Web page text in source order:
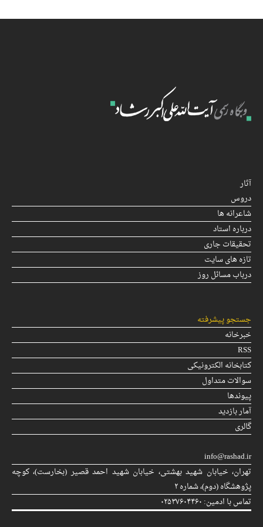
آثار
دروس
شاعرانه ها
درباره استاد
تحقیقات جاری
تازه های سایت
درباب مسائل روز
جستجو پیشرفته
خبرخانه
RSS
کتابخانه الکترونیکی
سوالات متداول
پیوندها
آمار بازدید
گالری
info@rashad.ir
تهران، خیابان شهید بهشتی، خیابان شهید احمد قصیر (بخارست)، كوچه
پژوهشگاه (دوم)، شماره ۲
تماس با ادمین: ۰۲۵۳۷۶۰۴۴۶۰